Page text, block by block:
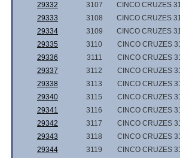
29332
3107
CINCO CRUZES
29333
3108
CINCO CRUZES
29334
3109
CINCO CRUZES
29335
3110
CINCO CRUZES
29336
3111
CINCO CRUZES
29337
3112
CINCO CRUZES
29338
3113
CINCO CRUZES
29340
3115
CINCO CRUZES
29341
3116
CINCO CRUZES
29342
3117
CINCO CRUZES
29343
3118
CINCO CRUZES
29344
3119
CINCO CRUZES